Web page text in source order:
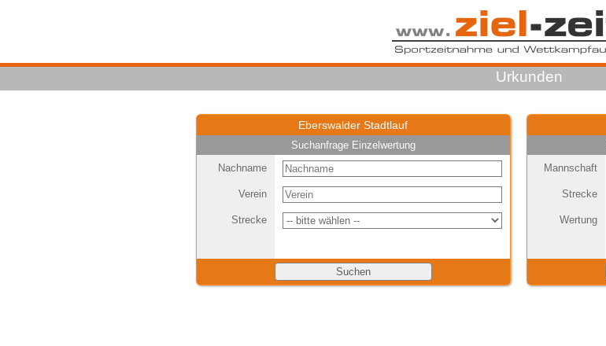
Urkunden
Eberswalder Stadtlauf
Suchanfrage Einzelwertung
Nachname
Verein
Strecke
Mannschaft
Strecke
Wertung